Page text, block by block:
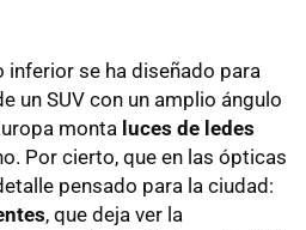
inferior se ha diseñado para
un SUV con un amplio ángulo
monta luces de ledes
Por cierto, que en las ópticas
pensado para la ciudad:
, que deja ver la